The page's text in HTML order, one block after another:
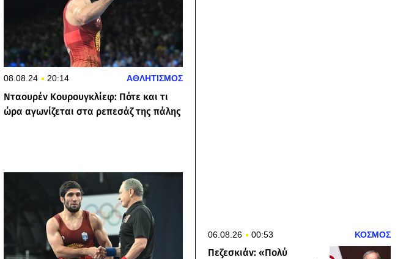
08.08.24 20:14 ΑΘΛΗΤΙΣΜΟΣ
Νταουρέν Κουρουγκλίεφ: Πότε και τι
ώρα αγωνίζεται στα ρεπεσάζ της πάλης
06.08.26 00:53 ΚΟΣΜΟΣ
Πεζεσκιάν: «Πολύ